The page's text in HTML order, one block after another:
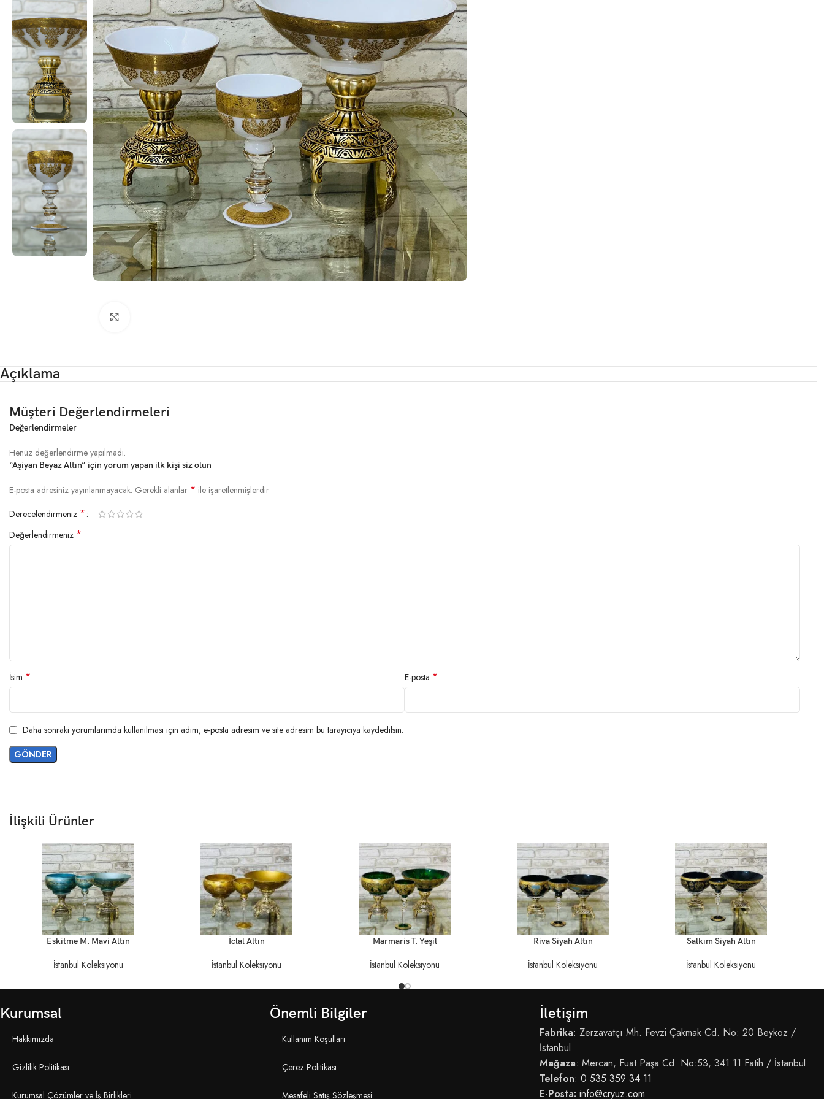
Açıklama
Müşteri Değerlendirmeleri
Değerlendirmeler
Henüz değerlendirme yapılmadı.
“Aşiyan Beyaz Altın” için yorum yapan ilk kişi siz olun
E-posta adresiniz yayınlanmayacak. Gerekli alanlar * ile işaretlenmişlerdir
Derecelendirmeniz *
Değerlendirmeniz *
İsim * E-posta *
Daha sonraki yorumlarımda kullanılması için adım, e-posta adresim ve site adresim bu tarayıcıya kaydedilsin.
İlişkili Ürünler
DEVAMINI OKUEskitme M. Mavi Altın
İstanbul Koleksiyonu
DEVAMINI OKUİclal Altın
İstanbul Koleksiyonu
DEVAMINI OKUMarmaris T. Yeşil
İstanbul Koleksiyonu
DEVAMINI OKURiva Siyah Altın
İstanbul Koleksiyonu
DEVAMINI OKUSalkım Siyah Altın
İstanbul Koleksiyonu
Kurumsal Önemli Bilgiler İletişim
Hakkımızda
Gizlilik Politikası
Kurumsal Çözümler ve İş Birlikleri
Kullanım Koşulları
Çerez Politikası
Mesafeli Satış Sözleşmesi
Fabrika: Zerzavatçı Mh. Fevzi Çakmak Cd. No: 20 Beykoz /
İstanbul
Mağaza: Mercan, Fuat Paşa Cd. No:53, 341 11 Fatih / İstanbul
Telefon: 0 535 359 34 11
E-Posta: info@cryuz.com